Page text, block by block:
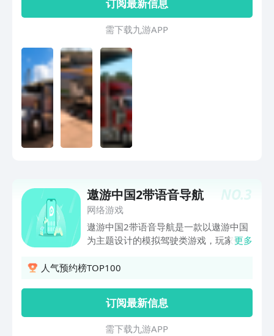
了，现在就来下载游戏吧！
订阅最新信息
需 下 载 九 游 A P P
NO.3
遨游中国2带语音导航
网络游戏
遨游中国2带语音导航是一款以遨游中国
为主题设计的模拟驾驶类游戏，玩家们可
国，而且在驾驶汽车的过程中，玩家们还
更多
人气预约榜TOP100
订阅最新信息
需 下 载 九 游 A P P